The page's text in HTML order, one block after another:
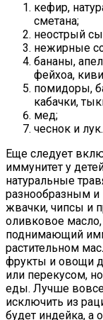
кефир,
сметана;
неострый
нежирные
бананы,
фейхоа,
помидоры,
кабачки,
мед;
чеснок и лук.
Еще следует
иммунитет у
натуральные
разнообразным
жвачки, чипсы и
оливковое
поднимающий
растительном
фрукты и овощи
или перекусом,
еды. Лучше вовсе
исключить из
будет индейка, а